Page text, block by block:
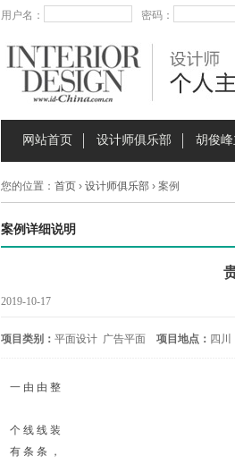
用户名： 密码：
网站首页 设计师俱乐部 胡俊
您的位置： 首页› 设计师俱乐部› 案例
案例详细说明
2019-10-17
项目类别： 平面设计 广告平面 项目地点： 四
一 由 由 整
个 线 线 装
有 条 条 ，